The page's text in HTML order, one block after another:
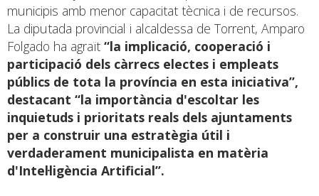
municipis amb menor capacitat tècnica i de recursos.
La diputada provincial i alcaldessa de Torrent, Amparo
Folgado ha agraït “la implicació, cooperació i
participació dels càrrecs electes i empleats
públics de tota la província en esta iniciativa”,
destacant “la importància d'escoltar les
inquietuds i prioritats reals dels ajuntaments
per a construir una estratègia útil i
verdaderament municipalista en matèria
d'Intel·ligència Artificial”.